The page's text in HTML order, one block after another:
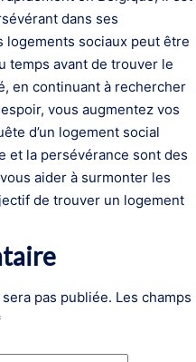
dans ses
logements sociaux peut être
temps avant de trouver le
en continuant à rechercher
vous augmentez vos
d’un logement social
et la persévérance sont des
aider à surmonter les
de trouver un logement
pas publiée. Les champs